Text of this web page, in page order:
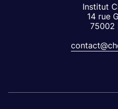
Institut
14 rue
75002